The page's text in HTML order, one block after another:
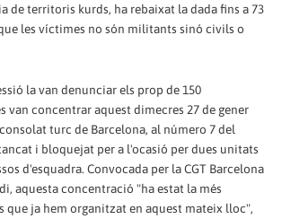
de territoris kurds, ha rebaixat la dada fins a 73
les víctimes no són militants sinó civils o
la van denunciar els prop de 150
van concentrar aquest dimecres 27 de gener
turc de Barcelona, al número 7 del
i bloquejat per a l'ocasió per dues unitats
d'esquadra. Convocada per la CGT Barcelona
aquesta concentració "ha estat la més
que ja hem organitzat en aquest mateix lloc",